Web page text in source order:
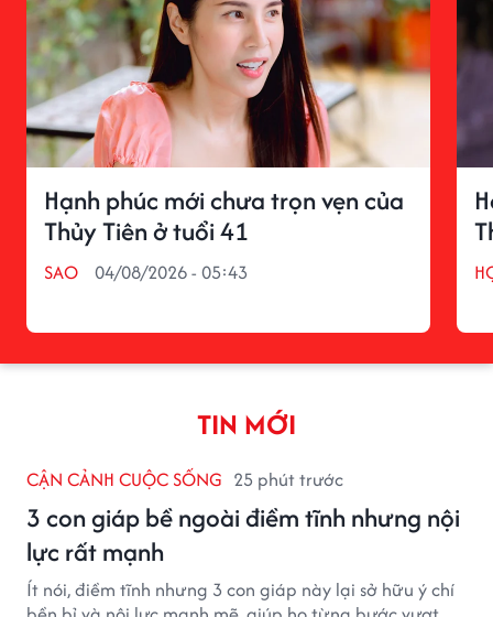
Hạnh phúc mới chưa trọn vẹn của
Thủy Tiên ở tuổi 41
SAO 04/08/2026 - 05:43
TIN MỚI
CẬN CẢNH CUỘC SỐNG 25 phút trước
3 con giáp bề ngoài điềm tĩnh nhưng nội
lực rất mạnh
Ít nói, điềm tĩnh nhưng 3 con giáp này lại sở hữu ý chí